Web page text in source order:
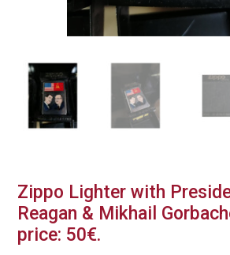
Zippo Lighter with
Reagan & Mikhail
price: 50€.